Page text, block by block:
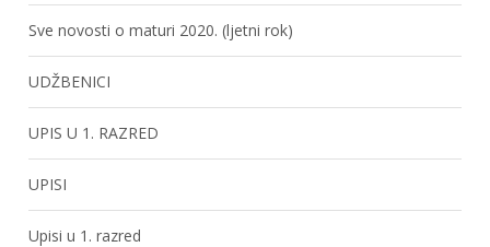
Sve novosti o maturi 2020. (ljetni rok)
UDŽBENICI
UPIS U 1. RAZRED
UPISI
Upisi u 1. razred